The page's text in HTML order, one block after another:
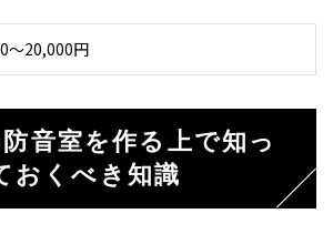
～20,000円
音室を作る上で知っ
おくべき知識